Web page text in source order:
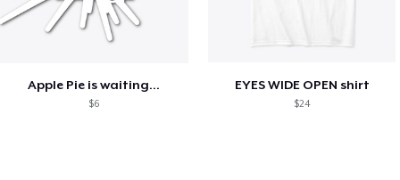
Apple Pie is waiting...
$6
EYES WIDE OPEN shirt
$24